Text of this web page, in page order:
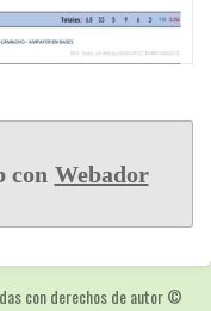
con Webador
con derechos de autor©